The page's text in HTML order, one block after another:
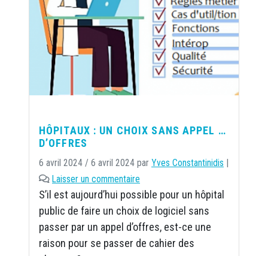
HÔPITAUX : UN CHOIX SANS APPEL …
D’OFFRES
6 avril 2024 / 6 avril 2024 par Yves Constantinidis |
Laisser un commentaire
S’il est aujourd’hui possible pour un hôpital
public de faire un choix de logiciel sans
passer par un appel d’offres, est-ce une
raison pour se passer de cahier des